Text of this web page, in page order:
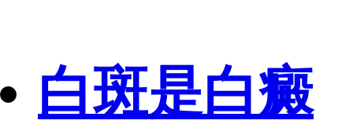
白斑是白癜